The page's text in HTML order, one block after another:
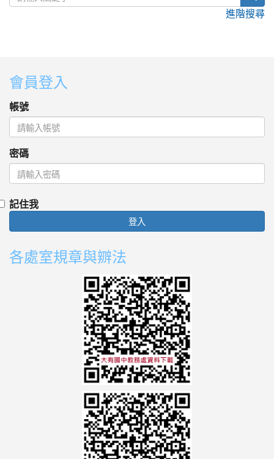
進階搜尋
會員登入
帳號
密碼
記住我
登入
各處室規章與辧法